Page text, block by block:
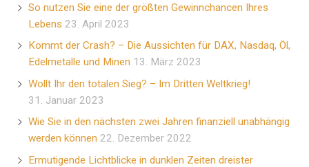
So nutzen Sie eine der größten Gewinnchancen Ihres
Lebens 23. April 2023
Kommt der Crash? – Die Aussichten für DAX, Nasdaq, Öl,
Edelmetalle und Minen 13. März 2023
Wollt Ihr den totalen Sieg? – Im Dritten Weltkrieg!
31. Januar 2023
Wie Sie in den nächsten zwei Jahren finanziell unabhängig
werden können 22. Dezember 2022
Ermutigende Lichtblicke in dunklen Zeiten dreister